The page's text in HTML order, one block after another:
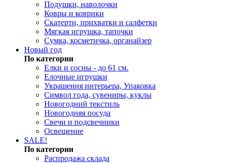
Подушки, наволочки
Ковры и коврики
Скатерти, прихватки и салфетки
Мягкая игрушка, тапочки
Сумка, косметичка, органайзер
Новый год
По категории
Елки и сосны - до 61 см.
Елочные игрушки
Украшения интерьера, Упаковка
Символ года, сувениры, куклы
Новогодний текстиль
Новогодняя посуда
Свечи и подсвечники
Освещение
SALE!
По категории
Распродажа склада